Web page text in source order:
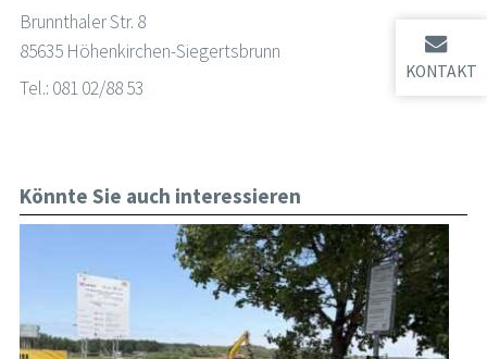
KONTAKT
Brunnthaler Str. 8
85635 Höhenkirchen-Siegertsbrunn
Tel.: 081 02/88 53
Könnte Sie auch interessieren